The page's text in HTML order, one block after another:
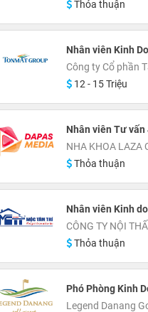
Thỏa thuận
Nhân viên Kinh
Công ty Cổ phần
12 - 15 Triệu
Nhân viên Tư vấn
NHA KHOA LAZA
Thỏa thuận
Nhân viên Kinh
CÔNG TY NỘI
Thỏa thuận
Phó Phòng Kinh
Legend Danang